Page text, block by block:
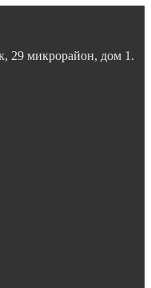
29 микрорайон, дом 1.